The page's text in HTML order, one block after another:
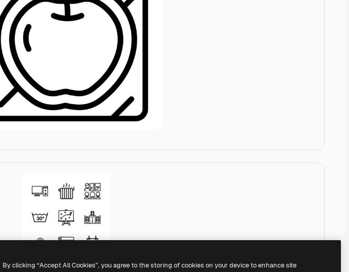
By clicking “Accept All Cookies”, you agree to the storing of cookies on your device to enhance site